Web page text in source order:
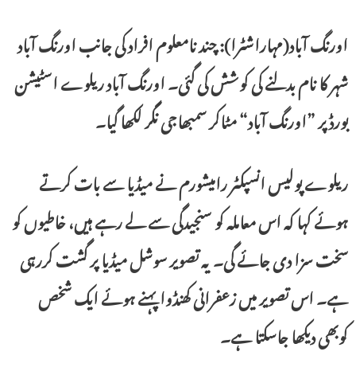
اورنگ آباد(مہاراشٹرا): چند نامعلوم افراد کی جانب اورنگ آباد
شہر کا نام بدلنے کی کوشش کی گئی۔ اورنگ آباد ریلوے اسٹیشن
بورڈ پر ”اورنگ آباد“ مٹاکر سمبھاجی نگر لکھا گیا۔
ریلوے پولیس انسپکٹر رامیشورم نے میڈیا سے بات کرتے
ہوئے کہا کہ اس معاملہ کو سنجیدگی سے لے رہے ہیں، خاطیوں کو
سخت سزا دی جائے گی۔ یہ تصویر سوشل میڈیا پر گشت کررہی
ہے۔ اس تصویر میں زعفرانی کھنڈوا پہنے ہوئے ایک شخص
کوبھی دیکھا جاسکتا ہے۔